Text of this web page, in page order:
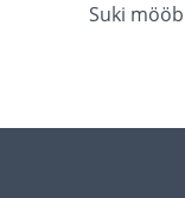
Suki